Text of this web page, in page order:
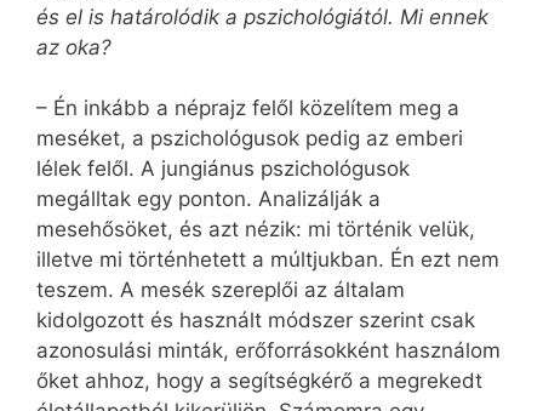
és el is határolódik a pszichológiától. Mi ennek
az oka?
– Én inkább a néprajz felől közelítem meg a
meséket, a pszichológusok pedig az emberi
lélek felől. A jungiánus pszichológusok
megálltak egy ponton. Analizálják a
mesehősöket, és azt nézik: mi történik velük,
illetve mi történhetett a múltjukban. Én ezt nem
teszem. A mesék szereplői az általam
kidolgozott és használt módszer szerint csak
azonosulási minták, erőforrásokként használom
őket ahhoz, hogy a segítségkérő a megrekedt